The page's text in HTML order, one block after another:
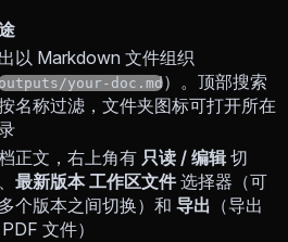
以 Markdown 文件组织
your-doc.md）。顶部搜索
名称过滤，文件夹图标可打开所在
正文，右上角有 只读 / 编辑切
最新版本 工作区文件选择器（可
个版本之间切换）和 导出 （导出
文件）